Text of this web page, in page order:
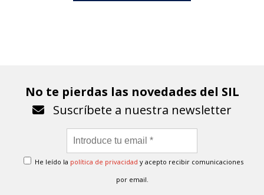
No te pierdas las novedades del SIL
Suscríbete a nuestra newsletter
He leído la política de privacidad y acepto recibir comunicaciones
por email.